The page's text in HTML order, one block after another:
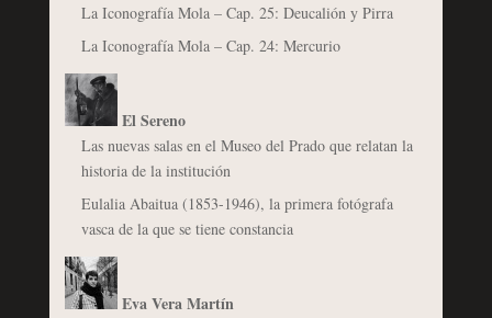
La Iconografía Mola – Cap. 25: Deucalión y Pirra
La Iconografía Mola – Cap. 24: Mercurio
El Sereno
Las nuevas salas en el Museo del Prado que relatan la
historia de la institución
Eulalia Abaitua (1853-1946), la primera fotógrafa
vasca de la que se tiene constancia
Eva Vera Martín